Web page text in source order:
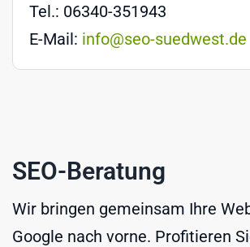
Tel.: 06340-351943
E-Mail: info@seo-suedwest.de
SEO-Beratung
Wir bringen gemeinsam Ihre
Google nach vorne. Profitieren